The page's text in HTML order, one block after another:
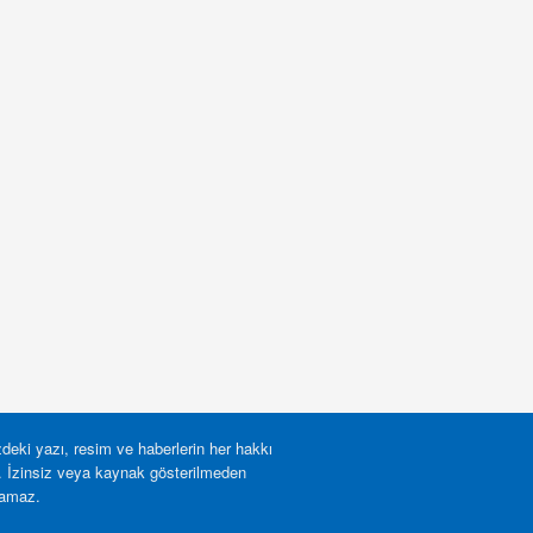
yazı, resim ve haberlerin her hakkı
İzinsiz veya kaynak gösterilmeden